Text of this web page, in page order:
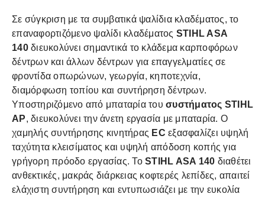
Σε σύγκριση με τα συμβατικά ψαλίδια κλαδέματος, το
επαναφορτιζόμενο ψαλίδι κλαδέματος STIHL ASA
140 διευκολύνει σημαντικά το κλάδεμα καρποφόρων
δέντρων και άλλων δέντρων για επαγγελματίες σε
φροντίδα οπωρώνων, γεωργία, κηποτεχνία,
διαμόρφωση τοπίου και συντήρηση δέντρων.
Υποστηριζόμενο από μπαταρία του συστήματος STIHL
AP, διευκολύνει την άνετη εργασία με μπαταρία. Ο
χαμηλής συντήρησης κινητήρας EC εξασφαλίζει υψηλή
ταχύτητα κλεισίματος και υψηλή απόδοση κοπής για
γρήγορη πρόοδο εργασίας. Το STIHL ASA 140 διαθέτει
ανθεκτικές, μακράς διάρκειας κοφτερές λεπίδες, απαιτεί
ελάχιστη συντήρηση και εντυπωσιάζει με την ευκολία